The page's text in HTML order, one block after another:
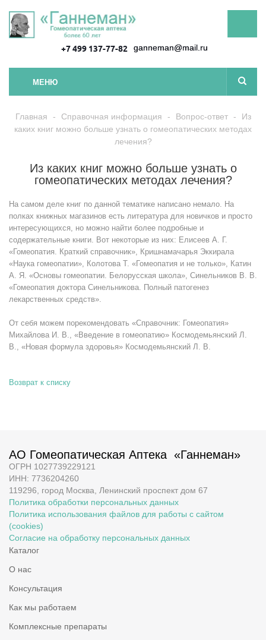
+7 499 137-77-82 ganneman@mail.ru
МЕНЮ
Главная - Справочная информация - Вопрос-ответ -
Из
каких книг можно больше узнать о гомеопатических методах
лечения?
Из каких книг можно больше узнать о
гомеопатических методах лечения?
На самом деле книг по данной тематике написано немало. На
полках книжных магазинов есть литература для новичков и просто
интересующихся, но можно найти более подробные и
содержательные книги. Вот некоторые из них: Елисеев А. Г.
«Гомеопатия. Краткий справочник», Кришнамачарья Эккирала
«Наука гомеопатии», Колотова Т. «Гомеопатия и не только», Катин
А. Я. «Основы гомеопатии. Белорусская школа», Синельников В. В.
«Гомеопатия доктора Синельникова. Полный патогенез
лекарственных средств».
От себя можем порекомендовать «Справочник: Гомеопатия»
Михайлова И. В., «Введение в гомеопатию» Космодемьянский Л.
В., «Новая формула здоровья» Космодемьянский Л. В.
Возврат к списку
АО Гомеопатическая Аптека «Ганнеман»
ОГРН 1027739229121
ИНН: 7736204260
119296, город Москва, Ленинский проспект дом 67
Политика обработки персональных данных
Политика использования файлов для работы с сайтом
(cookies)
Согласие на обработку персональных данных
Каталог
О нас
Консультация
Как мы работаем
Комплексные препараты